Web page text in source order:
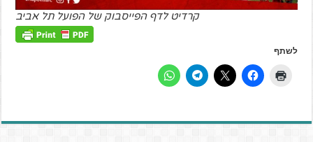
קרדיט לדף הפייסבוק של הפועל תל אביב
לשתף